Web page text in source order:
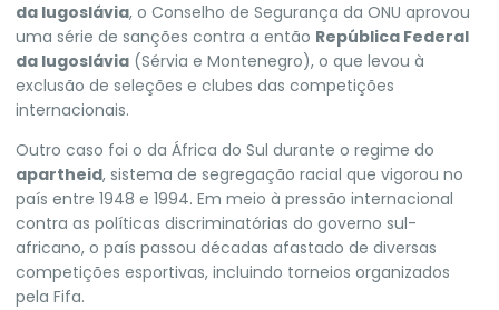
da Iugoslávia, o Conselho de Segurança da ONU aprovou
uma série de sanções contra a então República Federal
da Iugoslávia (Sérvia e Montenegro), o que levou à
exclusão de seleções e clubes das competições
internacionais.
Outro caso foi o da África do Sul durante o regime do
apartheid, sistema de segregação racial que vigorou no
país entre 1948 e 1994. Em meio à pressão internacional
contra as políticas discriminatórias do governo sul-
africano, o país passou décadas afastado de diversas
competições esportivas, incluindo torneios organizados
pela Fifa.